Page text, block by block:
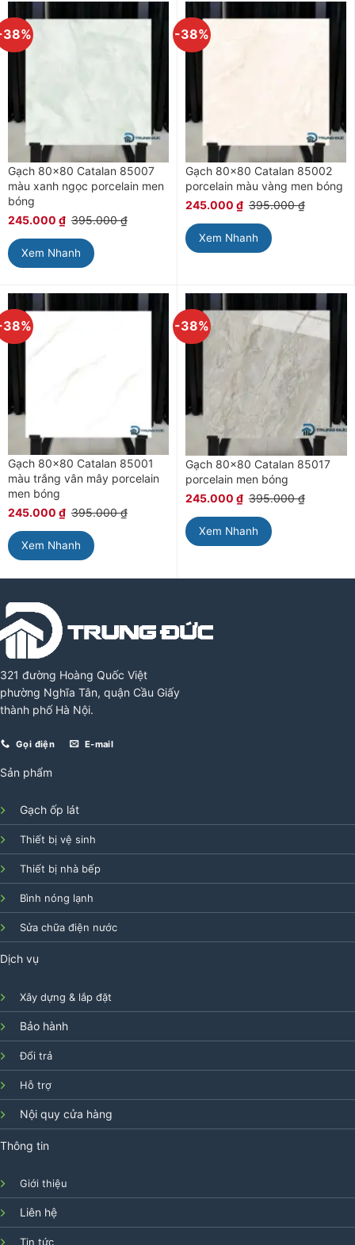
Gạch 80×80 Catalan 85007
màu xanh ngọc porcelain men
bóng
245.000 ₫ 395.000₫
Xem Nhanh
-38%
Gạch 80×80 Catalan 85002
porcelain màu vàng men bóng
245.000 ₫ 395.000₫
Xem Nhanh
Gạch 80×80 Catalan 85001
màu trắng vân mây porcelain
men bóng
245.000 ₫ 395.000₫
Xem Nhanh
-38%
Gạch 80×80 Catalan 85017
porcelain men bóng
245.000 ₫ 395.000₫
Xem Nhanh
321 đường Hoàng Quốc Việt
phường Nghĩa Tân, quận Cầu Giấy
thành phố Hà Nội.
Gọi điện E-mail
Sản phẩm
Gạch ốp lát
Thiết bị vệ sinh
Thiết bị nhà bếp
Bình nóng lạnh
Sửa chữa điện nước
Dịch vụ
Xây dựng & lắp đặt
Bảo hành
Đổi trả
Hỗ trợ
Nội quy cửa hàng
Thông tin
Giới thiệu
Liên hệ
Tin tức